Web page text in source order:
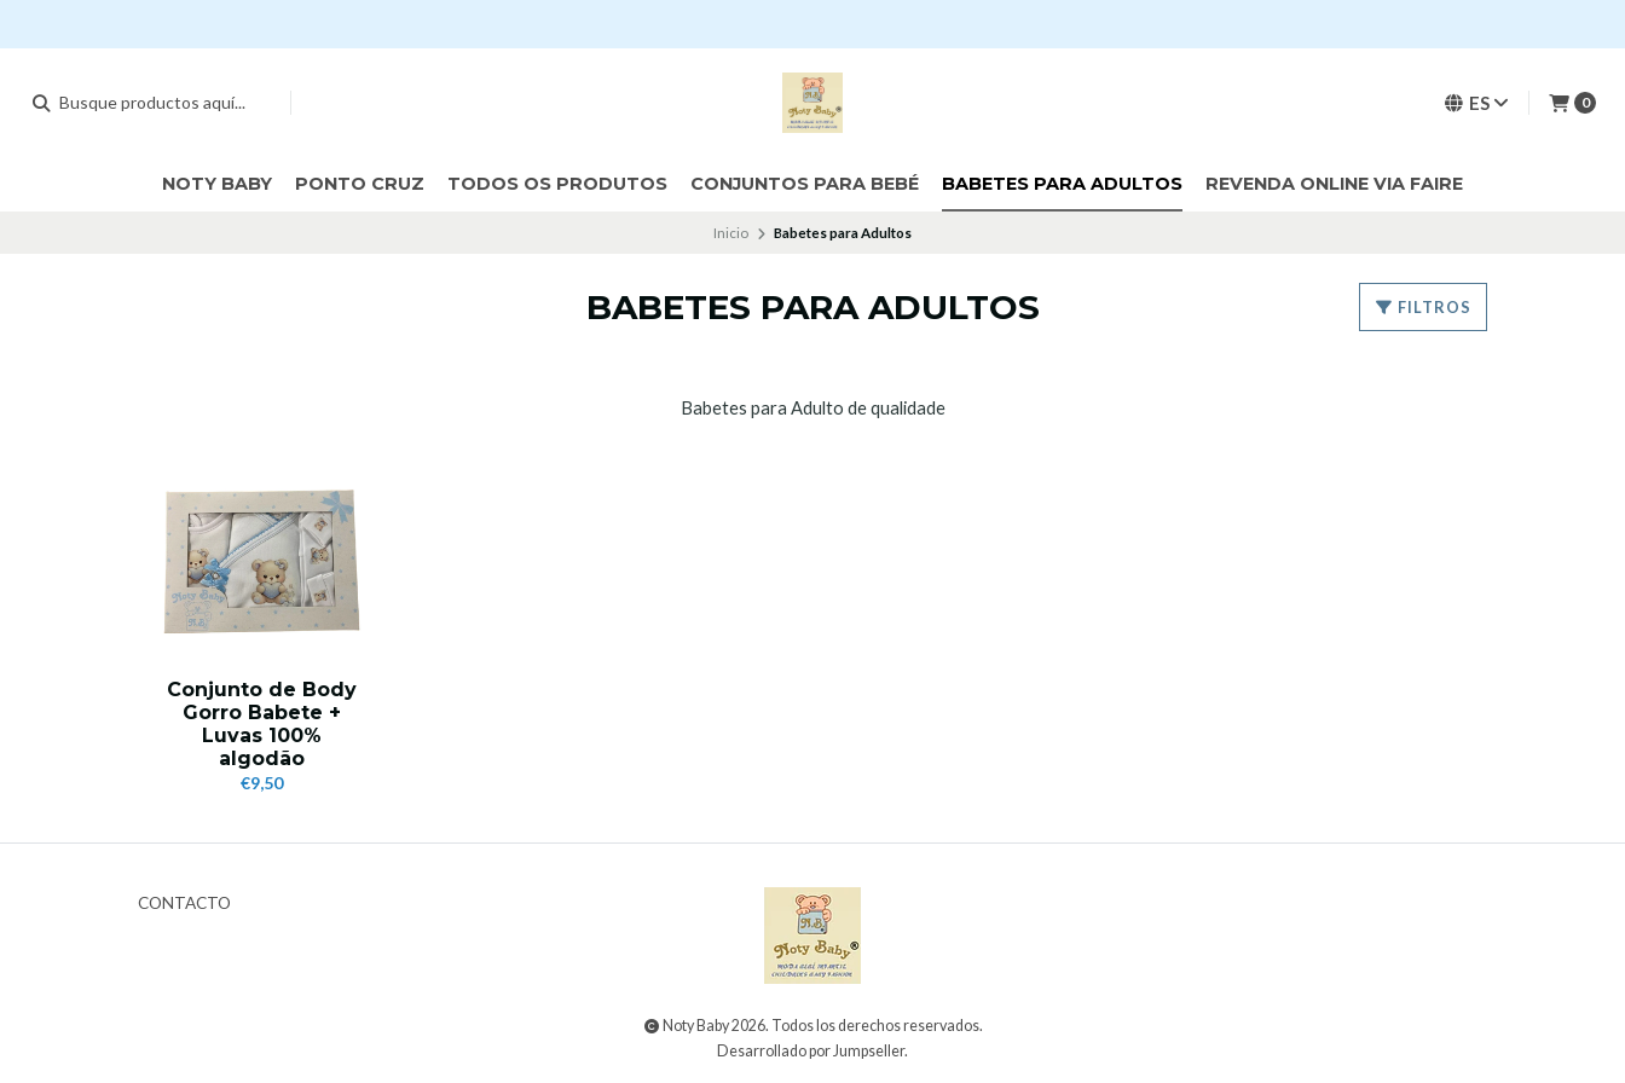
ES 0
NOTY BABY PONTO CRUZ TODOS OS PRODUTOS CONJUNTOS PARA BEBÉ BABETES PARA ADULTOS REVENDA ONLINE VIA FAIRE
Inicio Babetes para Adultos
BABETES PARA ADULTOS FILTROS
Babetes para Adulto de qualidade
Conjunto de Body
Gorro Babete +
Luvas 100%
algodão
€9,50
Noty Baby 2026. Todos los derechos reservados.
Desarrollado por Jumpseller.
CONTACTO